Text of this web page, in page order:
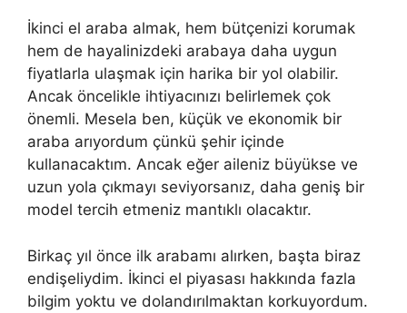
İkinci el araba almak, hem bütçenizi korumak
hem de hayalinizdeki arabaya daha uygun
fiyatlarla ulaşmak için harika bir yol olabilir.
Ancak öncelikle ihtiyacınızı belirlemek çok
önemli. Mesela ben, küçük ve ekonomik bir
araba arıyordum çünkü şehir içinde
kullanacaktım. Ancak eğer aileniz büyükse ve
uzun yola çıkmayı seviyorsanız, daha geniş bir
model tercih etmeniz mantıklı olacaktır.
Birkaç yıl önce ilk arabamı alırken, başta biraz
endişeliydim. İkinci el piyasası hakkında fazla
bilgim yoktu ve dolandırılmaktan korkuyordum.